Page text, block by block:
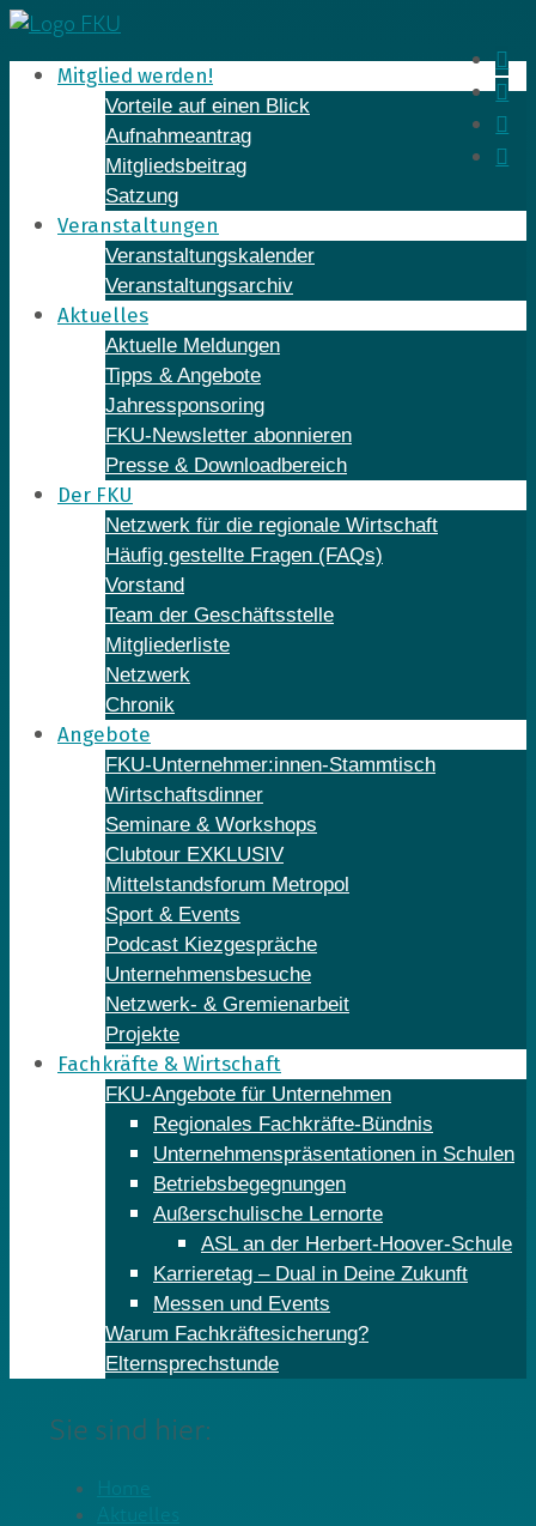
Skip
to
contentMitglied werden!
Vorteile auf einen Blick
Aufnahmeantrag
Mitgliedsbeitrag
Satzung
Veranstaltungen
Veranstaltungskalender
Veranstaltungsarchiv
Aktuelles
Aktuelle Meldungen
Tipps & Angebote
Jahressponsoring
FKU-Newsletter abonnieren
Presse & Downloadbereich
Der FKU
Netzwerk für die regionale Wirtschaft
Häufig gestellte Fragen (FAQs)
Vorstand
Team der Geschäftsstelle
Mitgliederliste
Netzwerk
Chronik
Angebote
FKU-Unternehmer:innen-Stammtisch
Wirtschaftsdinner
Seminare & Workshops
Clubtour EXKLUSIV
Mittelstandsforum Metropol
Sport & Events
Podcast Kiezgespräche
Unternehmensbesuche
Netzwerk- & Gremienarbeit
Projekte
Fachkräfte & Wirtschaft
FKU-Angebote für Unternehmen
Regionales Fachkräfte-Bündnis
Unternehmenspräsentationen in Schulen
Betriebsbegegnungen
Außerschulische Lernorte
ASL an der Herbert-Hoover-Schule
Karrieretag – Dual in Deine Zukunft
Messen und Events
Warum Fachkräftesicherung?
Elternsprechstunde
Sie sind hier: